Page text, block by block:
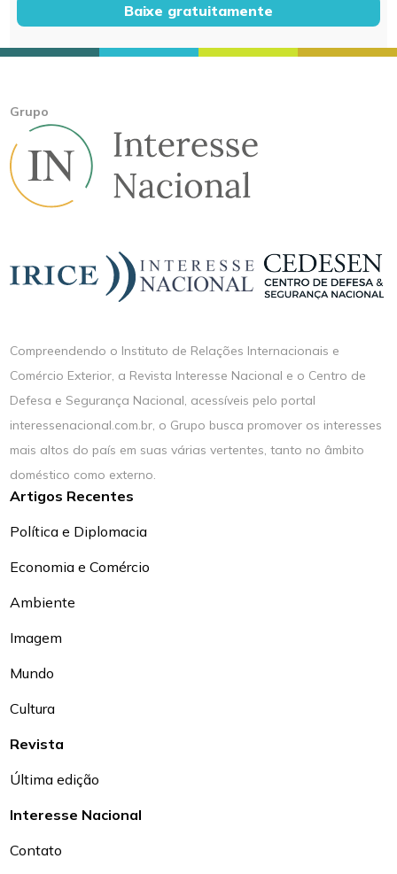
Baixe gratuitamente
Grupo
Compreendendo o Instituto de Relações Internacionais e
Comércio Exterior, a Revista Interesse Nacional e o Centro de
Defesa e Segurança Nacional, acessíveis pelo portal
interessenacional.com.br, o Grupo busca promover os interesses
mais altos do país em suas várias vertentes, tanto no âmbito
doméstico como externo.
Artigos Recentes
Política e Diplomacia
Economia e Comércio
Ambiente
Imagem
Mundo
Cultura
Revista
Última edição
Interesse Nacional
Contato